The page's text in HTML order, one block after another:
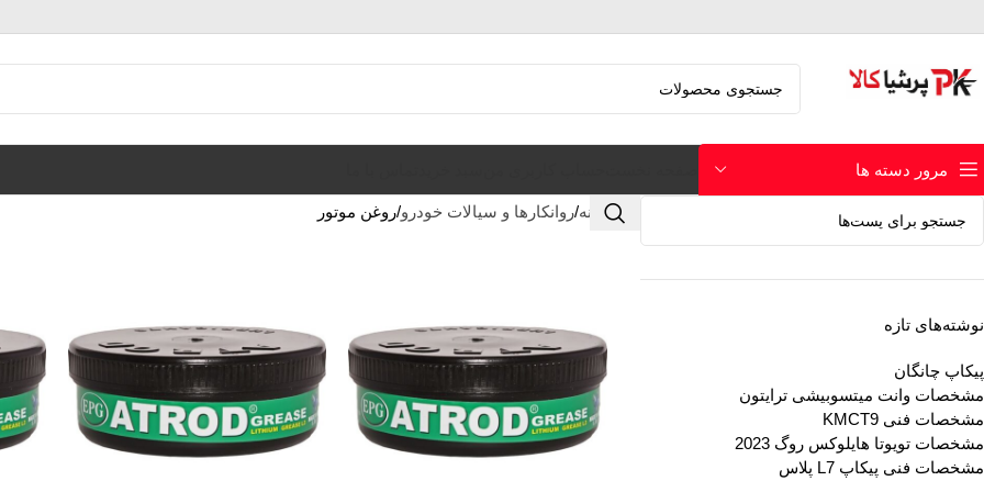
مرور دسته ها
نوشته‌های تازه
پیکاپ چانگان
مشخصات وانت میتسوبیشی ترایتون
مشخصات فنی KMCT9
مشخصات تویوتا هایلوکس روگ 2023
مشخصات فنی پیکاپ L7 پلاس
خانه روانکارها و سیالات خودرو روغن موتور